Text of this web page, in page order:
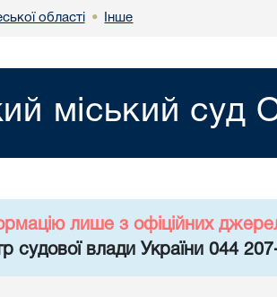
області • Інше
міський суд
лише з офіційних
судової влади України 044